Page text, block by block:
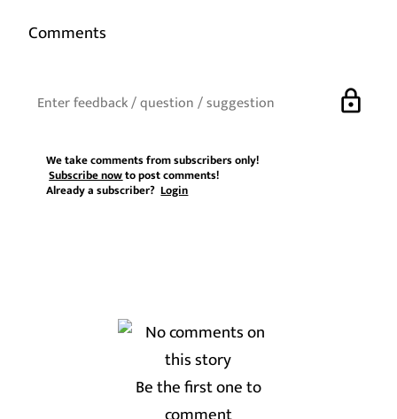
Comments
lock
We take comments from subscribers only!
Subscribe nowto post comments!
Already a subscriber?Login
Be the first one to